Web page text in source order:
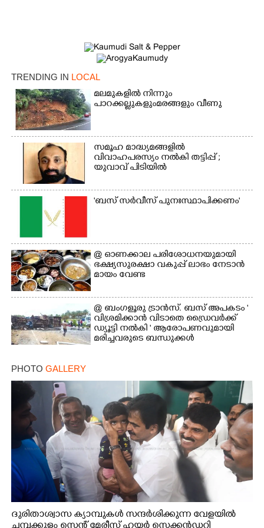
TRENDING IN LOCAL
മലമുകളിൽ നിന്നും
പാറക്കല്ലുകളുംമരങ്ങളും വീണു
സമൂഹ മാദ്ധ്യമങ്ങളിൽ
വിവാഹപരസ്യം നൽകി തട്ടിപ്പ് ;
യുവാവ് പിടിയിൽ
'ബസ് സർവീസ് പുനഃസ്ഥാപിക്കണം'
@​​​​​​​ ഓണക്കാല പരിശോധനയുമായി
ഭക്ഷ്യസുരക്ഷാ വകുപ്പ് ലാഭം നേടാൻ
മായം വേണ്ട
@ ബംഗളൂരു ട്രാൻസ്. ബസ് അപകടം '
വി​ശ്ര​മിക്കാൻ വിടാതെ ഡ്രൈ​വ​ർ​ക്ക്
ഡ്യൂട്ടി നൽകി ' ആരോപണവുമായി
മരിച്ചവരുടെ ബന്ധുക്കൾ
PHOTO GALLERY
ദുരിതാശ്വാസ ക്യാമ്പുകൾ സന്ദർശിക്കുന്ന വേളയിൽ